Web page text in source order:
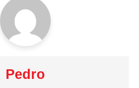
Pedro